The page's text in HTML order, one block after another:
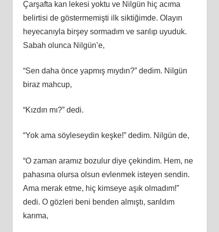
Çarşafta kan lekesi yoktu ve Nilgün hiç acıma
belirtisi de göstermemişti ilk siktiğimde. Olayın
heyecanıyla birşey sormadım ve sarılıp uyuduk.
Sabah olunca Nilgün’e,
“Sen daha önce yapmış mıydın?” dedim. Nilgün
biraz mahcup,
“Kızdın mı?” dedi.
“Yok ama söyleseydin keşke!” dedim. Nilgün de,
“O zaman aramız bozulur diye çekindim. Hem, ne
pahasına olursa olsun evlenmek isteyen sendin.
Ama merak etme, hiç kimseye aşık olmadım!”
dedi. O gözleri beni benden almıştı, sarıldım
karıma,